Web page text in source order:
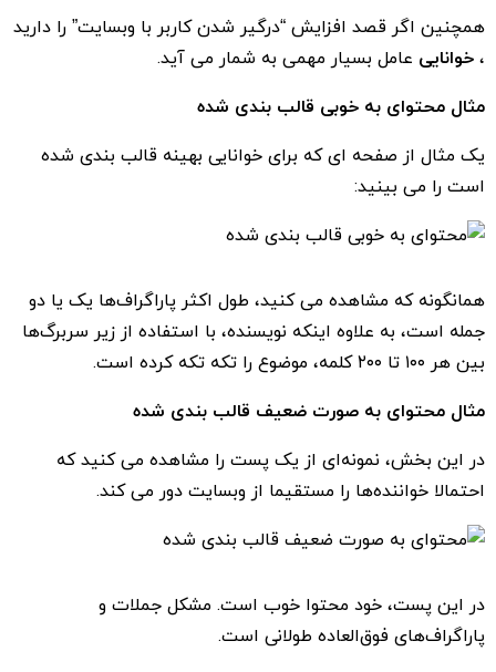
همچنین اگر قصد افزایش “درگیر شدن کاربر با وبسایت” را دارید
، خوانایی عامل بسیار مهمی به شمار می آید.
مثال محتوای به خوبی قالب بندی شده
یک مثال از صفحه ای که برای خوانایی بهینه قالب بندی شده
است را می بینید:
همانگونه که مشاهده می کنید، طول اکثر پاراگراف‌ها یک یا دو
جمله است، به علاوه اینکه نویسنده، با استفاده از زیر سربرگ‌ها
بین هر ۱۰۰ تا ۲۰۰ کلمه، موضوع را تکه تکه کرده است.
مثال محتوای به صورت ضعیف قالب بندی شده
در این بخش، نمونه‌ای از یک پست را مشاهده می کنید که
احتمالا خواننده‌ها را مستقیما از وبسایت دور می کند.
در این پست، خود محتوا خوب است. مشکل جملات و
پاراگراف‌های فوق‌العاده طولانی است.